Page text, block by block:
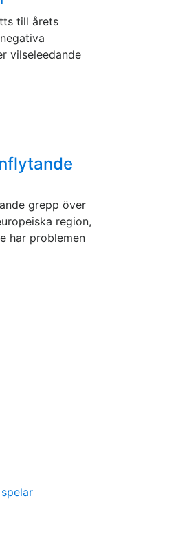
till årets
vilseleedande
grepp över
region,
har problemen